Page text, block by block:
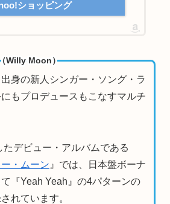
ショッピング
Willy Moon）
身の新人シンガー・ソング・ラ
もプロデュースもこなすマルチ
デビュー・アルバムである
・ムーン 』では、日本盤ボーナ
『Yeah Yeah』の4パターンの
れています。